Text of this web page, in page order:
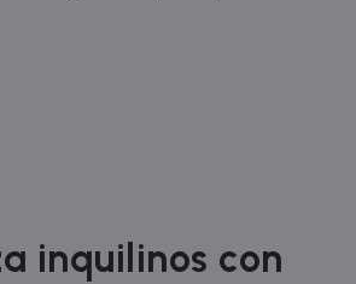
inquilinos con